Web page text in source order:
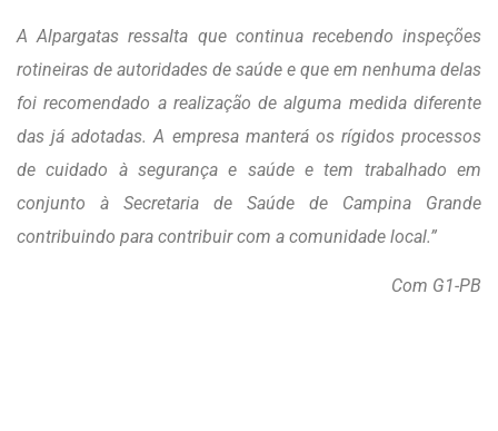
A Alpargatas ressalta que continua recebendo inspeções
rotineiras de autoridades de saúde e que em nenhuma delas
foi recomendado a realização de alguma medida diferente
das já adotadas. A empresa manterá os rígidos processos
de cuidado à segurança e saúde e tem trabalhado em
conjunto à Secretaria de Saúde de Campina Grande
contribuindo para contribuir com a comunidade local.”
Com G1-PB